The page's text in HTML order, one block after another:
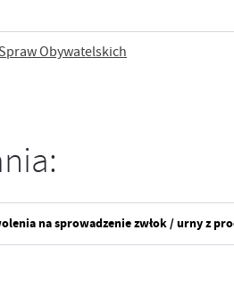
Obywatelskich
na sprowadzenie zwłok / urny z